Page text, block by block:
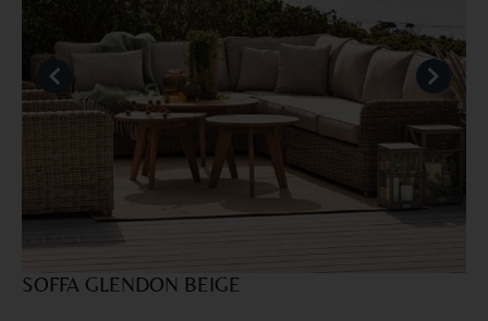
SOFFA GLENDON BEIGE